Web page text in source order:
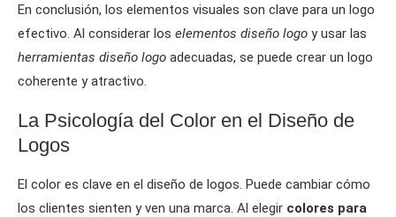
En conclusión, los elementos visuales son clave para un logo
efectivo. Al considerar los elementos diseño logo y usar las
herramientas diseño logo adecuadas, se puede crear un logo
coherente y atractivo.
La Psicología del Color en el Diseño de
Logos
El color es clave en el diseño de logos. Puede cambiar cómo
los clientes sienten y ven una marca. Al elegir colores para